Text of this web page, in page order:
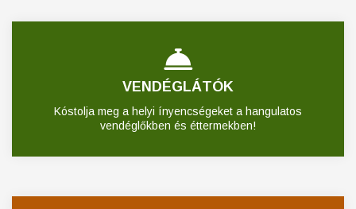
VENDÉGLÁTÓK
Kóstolja meg a helyi ínyencségeket a hangulatos
vendéglőkben és éttermekben!